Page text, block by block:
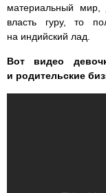
материальный
власть гуру, то
на индийский лад.
Вот видео
и родительские